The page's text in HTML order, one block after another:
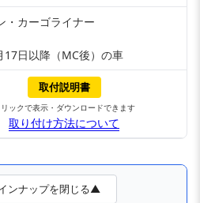
・カーゴライナー
17日以降（MC後）の車
取付説明書
ックで表示・ダウンロードできます
取り付け方法について
ンナップを閉じる▲